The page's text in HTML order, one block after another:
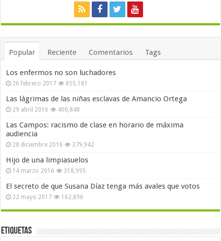
Popular Reciente Comentarios Tags
Los enfermos no son luchadores
26 febrero 2017 855,181
Las lágrimas de las niñas esclavas de Amancio Ortega
29 abril 2016 400,848
Las Campos: racismo de clase en horario de máxima
audiencia
28 diciembre 2016 379,942
Hijo de una limpiasuelos
14 marzo 2016 318,995
El secreto de que Susana Díaz tenga más avales que votos
22 mayo 2017 162,896
Etiquetas